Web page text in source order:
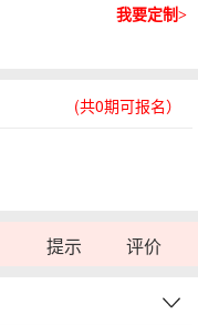
我要定制>
(共0期可报名）
提示 评价